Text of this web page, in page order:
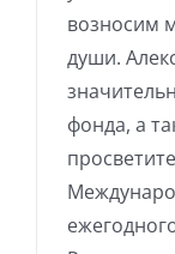
возносим
души.
фонда, а